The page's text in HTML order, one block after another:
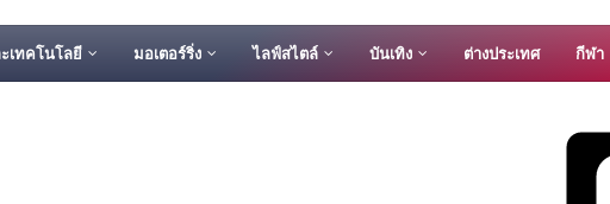
เทคโนโลยี มอเตอร์ริ่ง ไลฟ์สไตล์ บันเทิง ต่างประเทศ กีฬา